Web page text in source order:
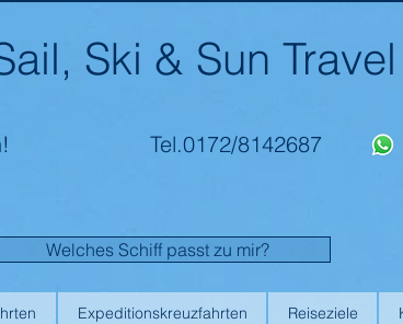
Ski & Sun Travel
Tel.0172/8142687
Welches Schiff passt zu mir?
Expeditionskreuzfahrten Reiseziele